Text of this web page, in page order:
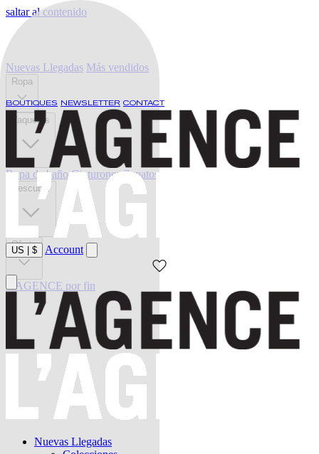
saltar al contenido
BOUTIQUES NEWSLETTER CONTACT
US $ Account
Nuevas Llegadas
Nuevas Llegadas Más vendidos
Ropa
Vaqueros
Ropa de baño Cinturones Zapatos
Descubrir
Oferta
L'AGENCE por fin